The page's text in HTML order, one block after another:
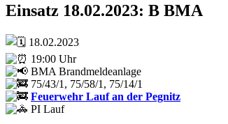
Einsatz 18.02.2023: B BMA
18.02.2023
19:00 Uhr
BMA Brandmeldeanlage
75/43/1, 75/58/1, 75/14/1
Feuerwehr Lauf an der Pegnitz
PI Lauf